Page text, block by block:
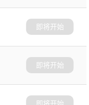
即将开始
即将开始